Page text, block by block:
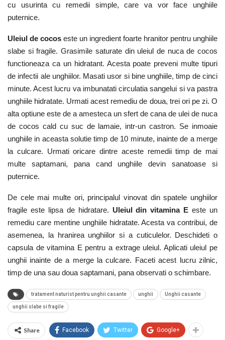
cu usurinta cu remedii simple, care va vor face unghiile
puternice.
Uleiul de cocos este un ingredient foarte hranitor pentru unghiile
slabe si fragile. Grasimile saturate din uleiul de nuca de cocos
functioneaza ca un hidratant. Acesta poate preveni multe tipuri
de infectii ale unghiilor. Masati usor si bine unghiile, timp de cinci
minute. Acest lucru va imbunatati circulatia sangelui si va pastra
unghiile hidratate. Urmati acest remediu de doua, trei ori pe zi. O
alta optiune este de a amesteca un sfert de cana de ulei de nuca
de cocos cald cu suc de lamaie, intr-un castron. Se inmoaie
unghiile in aceasta solutie timp de 10 minute, inainte de a merge
la culcare. Urmati oricare dintre aceste remedii timp de mai
multe saptamani, pana cand unghiile devin sanatoase si
puternice.
De cele mai multe ori, principalul vinovat din spatele unghiilor
fragile este lipsa de hidratare. Uleiul din vitamina E este un
remediu care mentine unghiile hidratate. Acesta va contribui, de
asemenea, la hranirea unghiilor si a cuticulelor. Deschideti o
capsula de vitamina E pentru a extrage uleiul. Aplicati uleiul pe
unghii inainte de a merge la culcare. Faceti acest lucru zilnic,
timp de una sau doua saptamani, pana observati o schimbare.
tratament naturist pentru unghii casante unghii Unghii casante
unghii slabe si fragile
Share Facebook Twitter Google+